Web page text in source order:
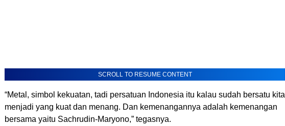
SCROLL TO RESUME CONTENT
“Metal, simbol kekuatan, tadi persatuan Indonesia itu kalau sudah bersatu kita
menjadi yang kuat dan menang. Dan kemenangannya adalah kemenangan
bersama yaitu Sachrudin-Maryono,” tegasnya.